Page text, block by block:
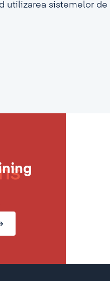
utilizarea sistemelor de